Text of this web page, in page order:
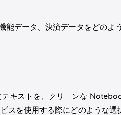
能データ、決済データをどのよ
キストを、クリーンな
を使用する際にどのような選